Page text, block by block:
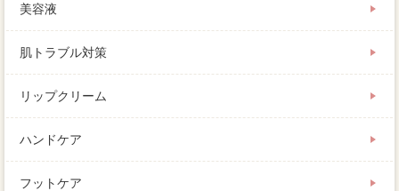
美容液
肌トラブル対策
リップクリーム
ハンドケア
フットケア